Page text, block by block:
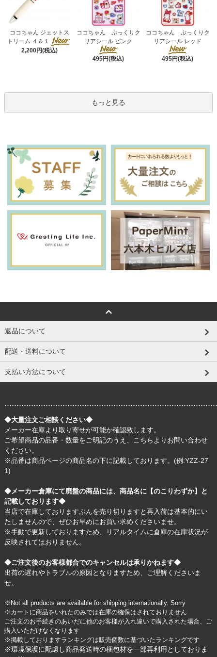
ココちゃん ジェットス
トリーム ４＆１
2,200円(税込)
ココちゃん ぷっくりク
リアシール ピンク
495円(税込)
ココちゃん ぷっくりク
リアシール レッド
495円(税込)
もっと見る
返品について
配送・送料について
支払い方法について
◆大量注文ご相談ください◆
メーカー在庫より取り寄せが可能か確認致します。
ご希望商品の品番・数量をご明記のうえ、
こちら よりお問い合わせ
ください。
※品番は商品ページの商品名の下に記載しております。(例:YZZ-27
1)
◆メーカー倉庫にて廃盤の商品には、商品名に【のこりわずか】と
記載しております◆
当店で在庫しておりますぶんを売り切りますと再入荷は基本的にい
たしませんので、ぜひお早めにお買い求めくださいませ。
※手動で更新しておりますため、リアルタイムに倉庫の在庫状況が
反映されてはおりません。
◆ご注文後のお客様都合でのキャンセルは承りかねます◆
出荷の遅れやトラブルの原因となりますため、ご理解くださいま
せ。
※Not all products are available for shipping internationally. Sorry
※カートに商品をいれたのみでは在庫の確保はされておりません
ご注文のお手続きのあいだに他のお客様が入れ違いで購入された場合、ご
購入いただけなくなります
※掲載しておりますランキングは販売個数に基づいたランキングです
※環境保護に配慮し商品発送時の梱包材を一部再利用としておりま